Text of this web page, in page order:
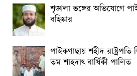
শৃঙ্খলা ভঙ্গের অভিযোগে
বহিষ্কার
পাইকগাছায় শহীদ
তম শাহদাৎ বার্ষিকী পালিত